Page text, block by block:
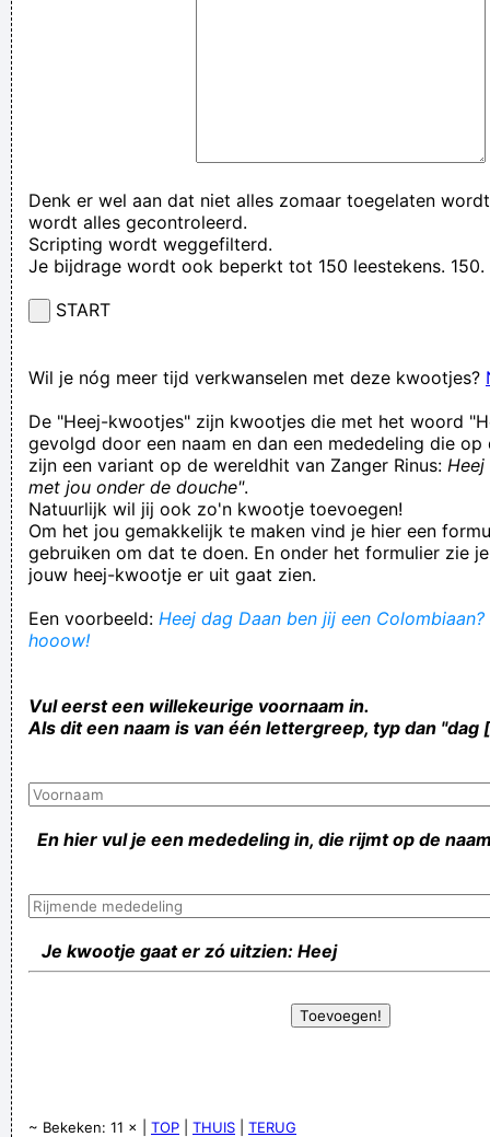
Denk er wel aan dat niet alles zomaar toegelaten
wordt alles gecontroleerd.
Scripting wordt weggefilterd.
Je bijdrage wordt ook beperkt tot 150 leestekens. 150.
START
Wil je nóg meer tijd verkwanselen met deze kwootjes?
De "Heej-kwootjes" zijn kwootjes die met het woord
gevolgd door een naam en dan een mededeling die op
zijn een variant op de wereldhit van Zanger Rinus:
met jou onder de douche".
Natuurlijk wil jij ook zo'n kwootje toevoegen!
Om het jou gemakkelijk te maken vind je hier een
gebruiken om dat te doen. En onder het formulier zie
jouw heej-kwootje er uit gaat zien.
Een voorbeeld: Heej dag Daan ben jij een
hooow!
Vul eerst een willekeurige voornaam in.
Als dit een naam is van één lettergreep, typ dan "dag
En hier vul je een mededeling in, die rijmt op de
Je kwootje gaat er zó uitzien: Heej
~ Bekeken: 11 × | TOP THUIS TERUG